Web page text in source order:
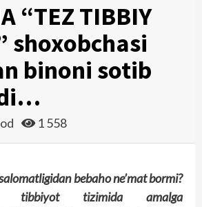
“TEZ TIBBIY
shoxobchasi
binoni sotib
1 558
bebaho ne’mat bormi?
tibbiyot tizimida amalga